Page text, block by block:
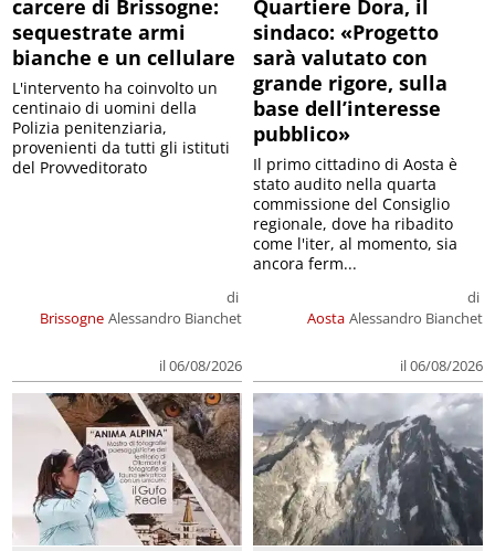
carcere di Brissogne:
sequestrate armi
bianche e un cellulare
Brissogne
di
Alessandro Bianchet
il 06/08/2026
L'intervento ha coinvolto un
centinaio di uomini della
Polizia penitenziaria,
provenienti da tutti gli istituti
del Provveditorato
Quartiere Dora, il
sindaco: «Progetto
sarà valutato con
grande rigore, sulla
base dell’interesse
pubblico»
Aosta
di
Alessandro Bianchet
il 06/08/2026
Il primo cittadino di Aosta è
stato audito nella quarta
commissione del Consiglio
regionale, dove ha ribadito
come l'iter, al momento, sia
ancora ferm...